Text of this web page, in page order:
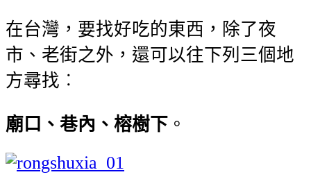
在台灣，要找好吃的東西，除了夜
市、老街之外，還可以往下列三個地
方尋找︰
廟口、巷內、榕樹下 。